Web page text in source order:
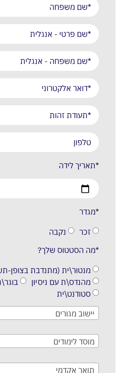
*תאריך לידה
*מגדר
זכר
נקבה
*מה הסטטוס שלך?
מנטור\ית (מתנדבת בצופן-
מהנדס\ת עם ניסיון
סטודנט\ית
יישוב מגורים
מוסד לימודים
תואר אקדמי